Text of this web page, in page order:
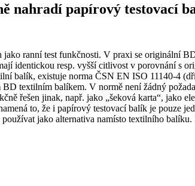
nahradí papírový testovací
ranní test funkčnosti. V praxi se originální
identickou resp. vyšší citlivost v porovnání s
balík, existuje norma ČSN EN ISO 11140-4
textilním balíkem. V normě není žádný
řešen jinak, např. jako „šeková karta“, jako
to, že i papírový testovací balík je pouze
jako alternativa namísto textilního